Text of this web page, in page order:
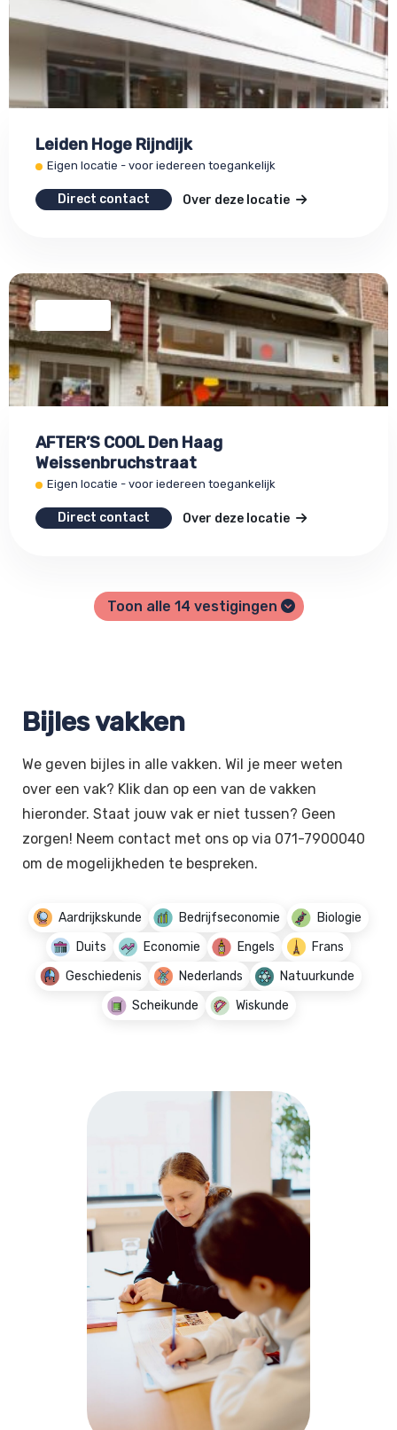
Leiden Hoge Rijndijk
Eigen locatie - voor iedereen toegankelijk
Direct contact Over deze locatie
AFTER’S COOL Den Haag
Weissenbruchstraat
Eigen locatie - voor iedereen toegankelijk
Direct contact Over deze locatie
Toon alle 14 vestigingen
Bijles vakken
We geven bijles in alle vakken. Wil je meer weten
over een vak? Klik dan op een van de vakken
hieronder. Staat jouw vak er niet tussen? Geen
zorgen! Neem contact met ons op via 071-7900040
om de mogelijkheden te bespreken.
Aardrijkskunde Bedrijfseconomie
Biologie
Duits
Economie Engels
Frans
Geschiedenis
Nederlands
Natuurkunde
Scheikunde
Wiskunde